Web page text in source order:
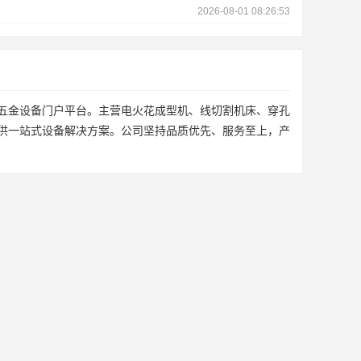
2026-08-01 08:26:53
设备门户平台。主营电火花成型机、线切割机床、穿孔
站式设备解决方案。公司坚持品质优先、服务至上，产